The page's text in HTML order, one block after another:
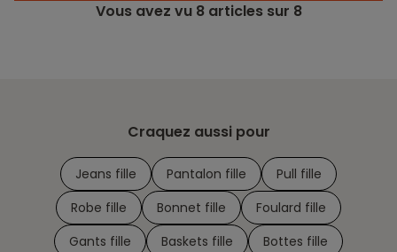
Vous avez vu 8articles sur 8
Craquez aussi pour
Jeans fille Pantalon fille
Pull fille
Robe fille
Bonnet fille
Foulard fille
Gants fille
Baskets fille
Bottes fille